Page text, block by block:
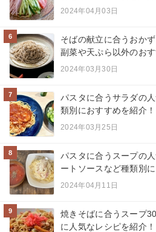
2024年04月03日
6
そばの献立に合うおか
副菜や天ぷら以外のおす
2024年03月30日
7
パスタに合うサラダの
類別におすすめを紹介！
2024年03月25日
8
パスタに合うスープの
ートソースなど種類別に
2024年04月11日
9
焼きそばに合うスープ
に人気なレシピを紹介！